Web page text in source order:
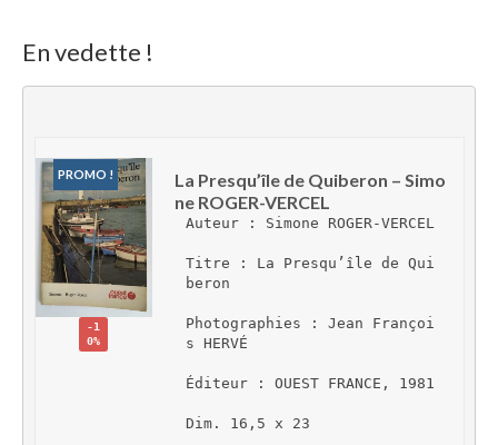
En vedette !
PROMO !
-1
0%
La Presqu’île de Quiberon – Simo
ne ROGER-VERCEL
Auteur : Simone ROGER-VERCEL
Titre : La Presqu’île de Qui
beron
Photographies : Jean Françoi
s HERVÉ
Éditeur : OUEST FRANCE, 1981
Dim. 16,5 x 23